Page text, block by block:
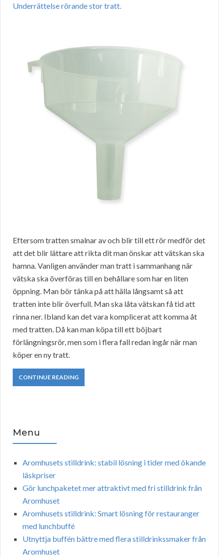
Underrättelse rörande stor tratt.
Eftersom tratten smalnar av och blir till ett rör medför det
att det blir lättare att rikta dit man önskar att vätskan ska
hamna. Vanligen använder man tratt i sammanhang när
vätska ska överföras till en behållare som har en liten
öppning. Man bör tänka på att hälla långsamt så att
tratten inte blir överfull. Man ska låta vätskan få tid att
rinna ner. Ibland kan det vara komplicerat att komma åt
med tratten. Då kan man köpa till ett böjbart
förlängningsrör, men som i flera fall redan ingår när man
köper en ny tratt.
CONTINUE READING
Menu
Aromhusets stilldrink: stabil lösning i tider med ökande
läskpriser
Gör lunchpaketet mer attraktivt med fri stilldrink från
Aromhuset
Aromhusets stilldrink: Smart lösning för restauranger
med lunchbuffé
Utnyttja buffén bättre med flera stilldrinkssmaker från
Aromhuset